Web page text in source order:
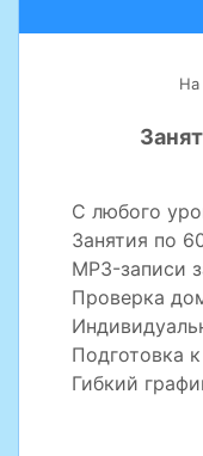
На
С любого
Занятия по
MP3-записи
Проверка
Подготовка
Гибкий